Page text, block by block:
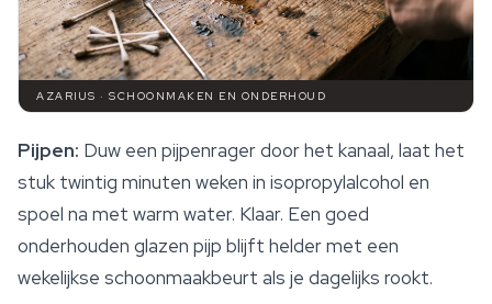
AZARIUS · SCHOONMAKEN EN ONDERHOUD
Pijpen: Duw een pijpenrager door het kanaal, laat het
stuk twintig minuten weken in isopropylalcohol en
spoel na met warm water. Klaar. Een goed
onderhouden glazen pijp blijft helder met een
wekelijkse schoonmaakbeurt als je dagelijks rookt.